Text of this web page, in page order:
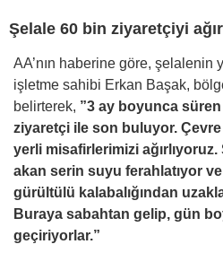
Şelale 60 bin ziyaretçiyi
AA’nın haberine göre, şelalenin
işletme sahibi Erkan Başak,
belirterek, ”3 ay boyunca süren
ziyaretçi ile son buluyor.
yerli misafirlerimizi
akan serin suyu ferahlatıyor
gürültülü kalabalığından
Buraya sabahtan gelip, gün
geçiriyorlar.”